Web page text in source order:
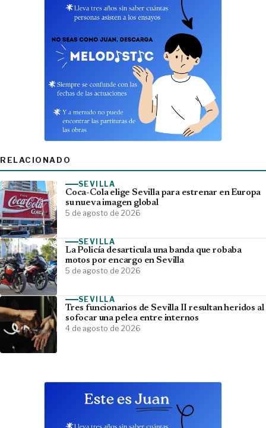
RELACIONADO
SEVILLA
Coca-Cola elige Sevilla para estrenar en Europa
su nueva imagen global
5 de agosto de 2026
SEVILLA
La Policía desarticula una banda que robaba
motos por encargo en Sevilla
5 de agosto de 2026
SEVILLA
Tres funcionarios de Sevilla II resultan heridos al
sofocar una pelea entre internos
4 de agosto de 2026